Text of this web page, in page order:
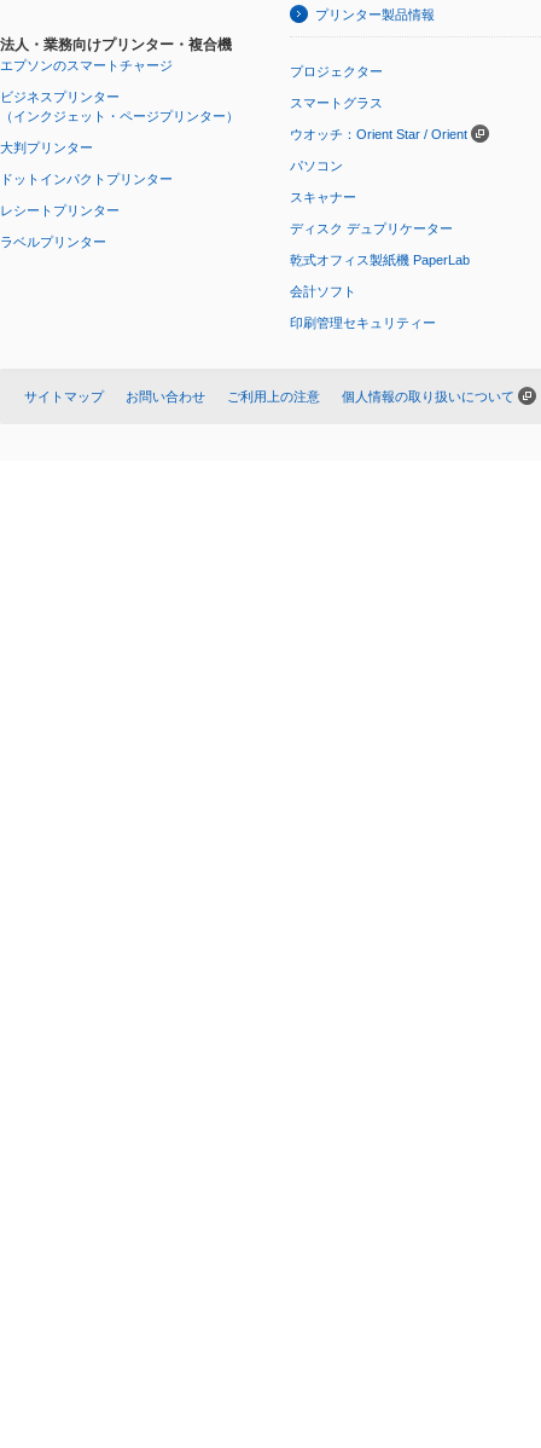
法人・業務向けプリンター・複合機
エプソンのスマートチャージ
ビジネスプリンター
（インクジェット・ページプリンター）
大判プリンター
ドットインパクトプリンター
レシートプリンター
ラベルプリンター
プリンター製品情報
プロジェクター
スマートグラス
ウオッチ：Orient Star / Orient
パソコン
スキャナー
ディスク デュプリケーター
乾式オフィス製紙機 PaperLab
会計ソフト
印刷管理セキュリティー
サイトマップ お問い合わせ ご利用上の注意 個人情報の取り扱いについて